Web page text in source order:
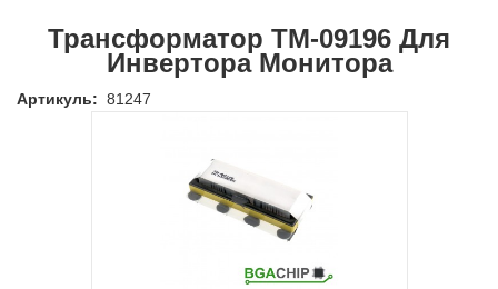
Трансформатор TM-09196 Для
Инвертора Монитора
Артикуль: 81247